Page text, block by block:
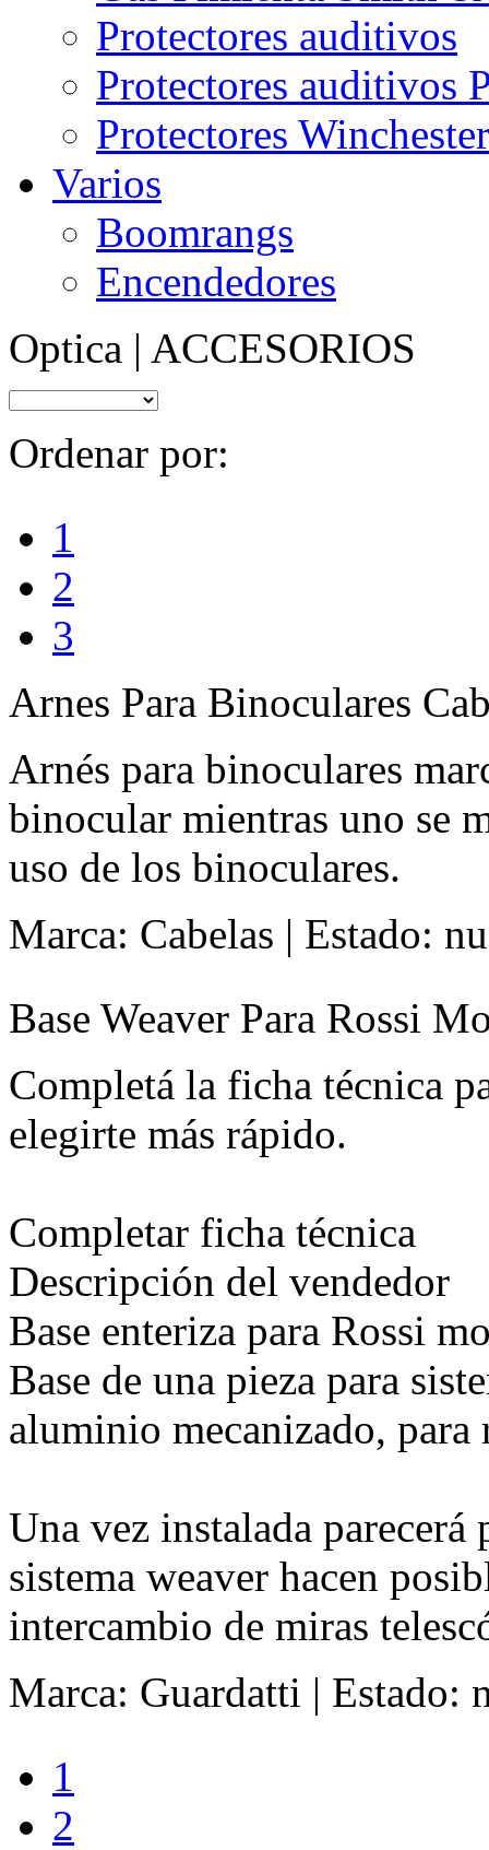
Protectores auditivos
Protectores auditivos
Protectores Winchester
Varios
Boomrangs
Encendedores
Optica | ACCESORIOS
Ordenar por:
1
2
3
Arnes Para Binoculares
Arnés para binoculares
binocular mientras uno se
uso de los binoculares.
Marca: Cabelas | Estado:
Base Weaver Para Rossi
Completá la ficha técnica
elegirte más rápido.
Completar ficha técnica
Descripción del vendedor
Base enteriza para Rossi
Base de una pieza para
aluminio mecanizado,
Una vez instalada parecerá
sistema weaver hacen
intercambio de miras
Marca: Guardatti | Estado:
1
2